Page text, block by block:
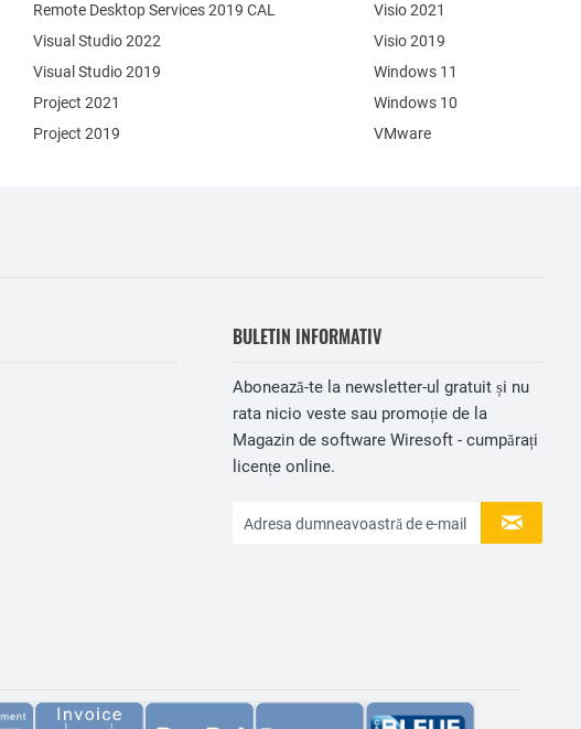
Remote Desktop Services 2019 CAL
Visual Studio 2022
Visual Studio 2019
Project 2021
Project 2019
Visio 2021
Visio 2019
Windows 11
Windows 10
VMware
BULETIN INFORMATIV
Abonează-te la newsletter-ul gratuit și nu
rata nicio veste sau promoție de la
Magazin de software Wiresoft - cumpărați
licențe online.